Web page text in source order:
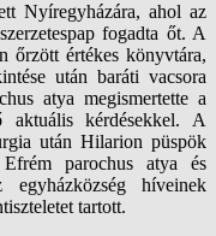
Nyíregyházára, ahol az
fogadta őt. A
őrzött értékes könyvtára,
után baráti vacsora
atya megismertette a
aktuális kérdésekkel. A
után Hilarion püspök
parochus atya és
híveinek
tartott.